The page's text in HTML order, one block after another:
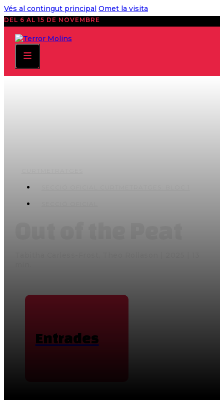
Vés al contingut principal Omet la visita
DEL 6 AL 15 DE NOVEMBRE
Entrades